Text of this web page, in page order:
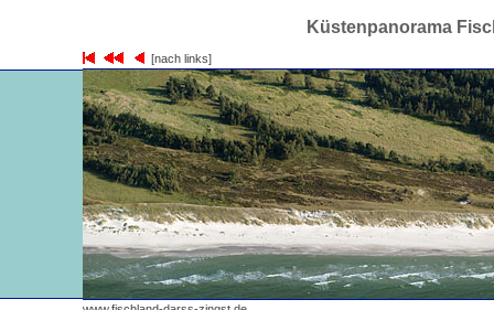
Küstenpanorama
[nach links]